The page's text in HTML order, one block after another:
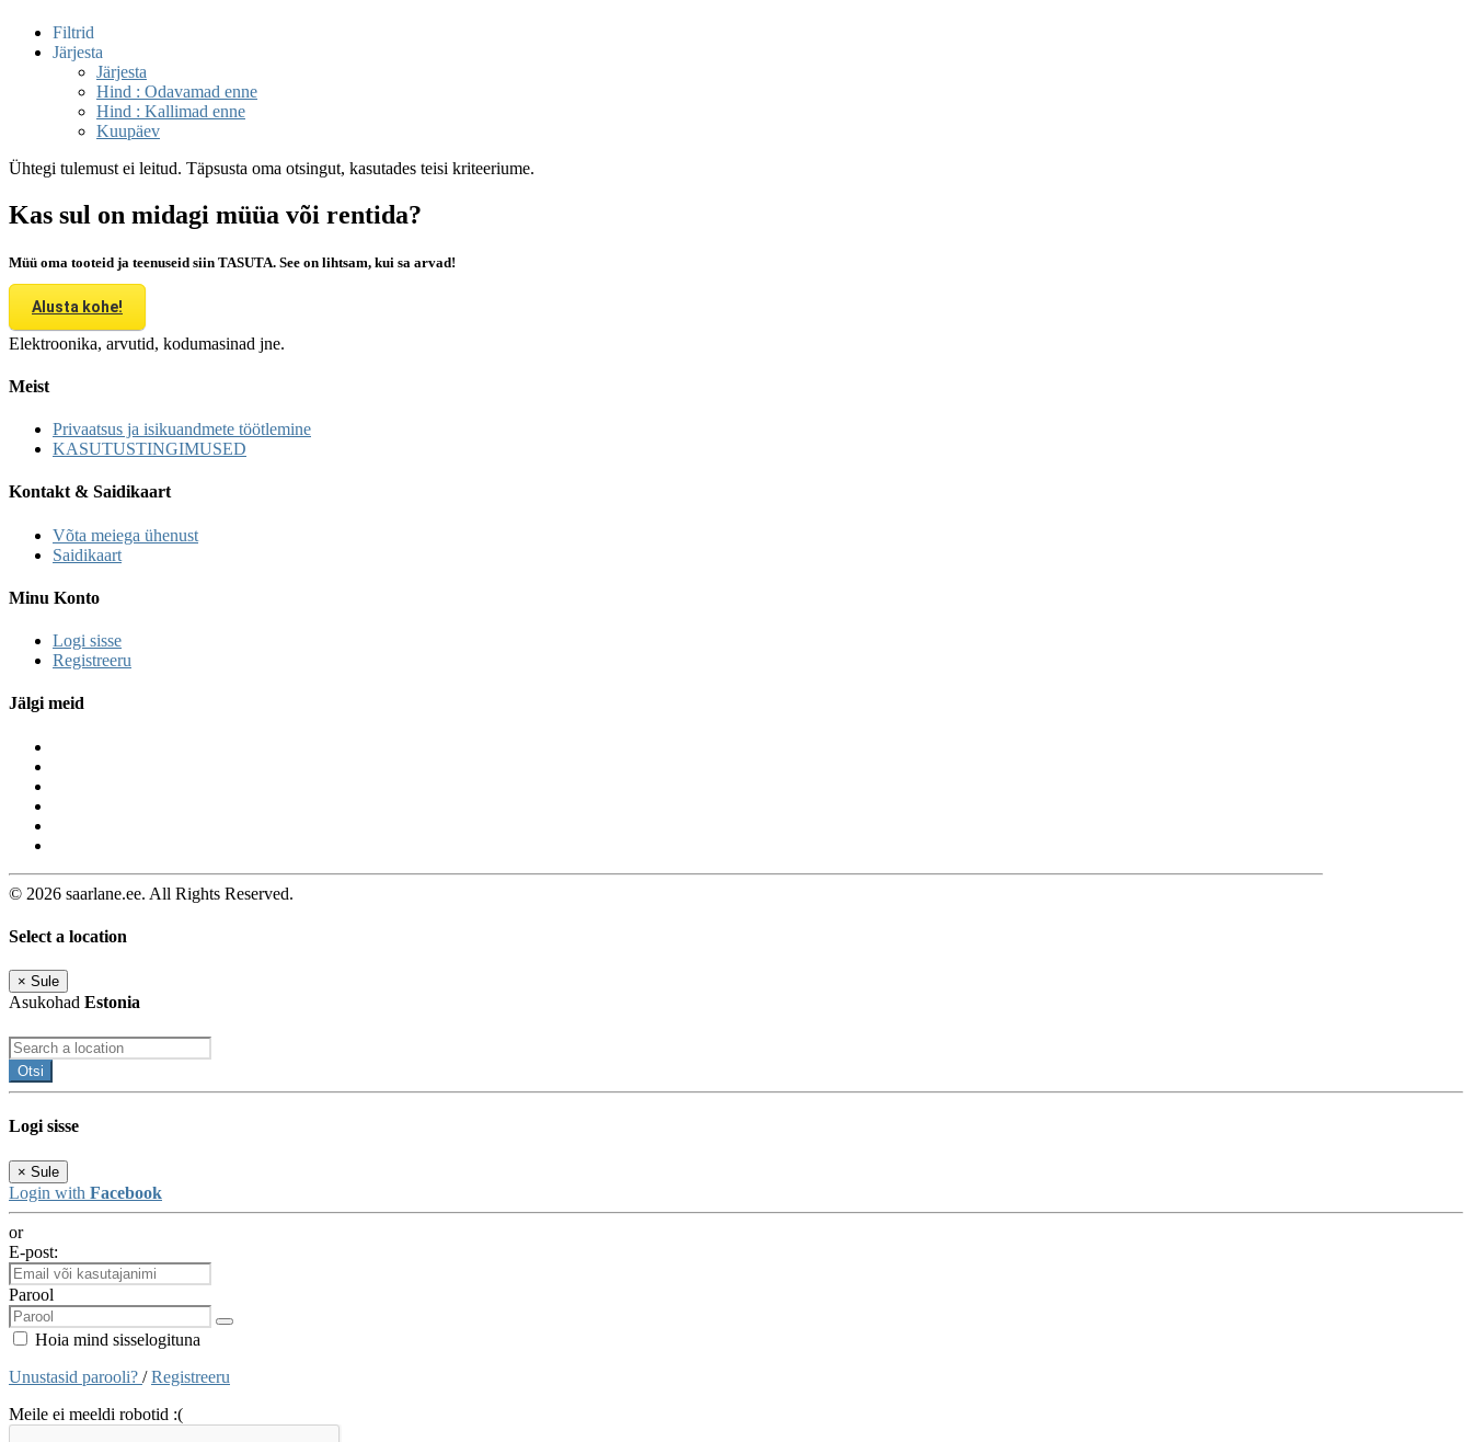
Filtrid
Järjesta
Järjesta
Hind : Odavamad enne
Hind : Kallimad enne
Kuupäev
Ühtegi tulemust ei leitud. Täpsusta oma otsingut, kasutades teisi kriteeriume.
Kas sul on midagi müüa või rentida?
Müü oma tooteid ja teenuseid siin TASUTA. See on lihtsam, kui sa arvad!
Alusta kohe!
Elektroonika, arvutid, kodumasinad jne.
Meist
Privaatsus ja isikuandmete töötlemine
KASUTUSTINGIMUSED
Kontakt & Saidikaart
Võta meiega ühenust
Saidikaart
Minu Konto
Logi sisse
Registreeru
Jälgi meid
© 2026 saarlane.ee. All Rights Reserved.
Select a location
× Sule
Asukohad Estonia
Otsi
Logi sisse
× Sule
Login with Facebook
or
E-post:
Parool
Hoia mind sisselogituna
Unustasid parooli? /Registreeru
Meile ei meeldi robotid :(